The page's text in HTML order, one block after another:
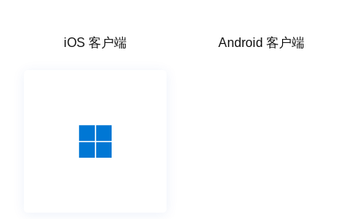
iOS 客户端 Android 客户端